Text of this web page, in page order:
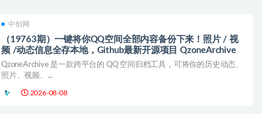
中创网
（19763期）一键将你QQ空间全部内容备份下来！照片 / 视
频 /动态信息全存本地，Github最新开源项目 QzoneArchive
QzoneArchive 是一款跨平台的 QQ 空间归档工具，可将你的历史动态、
照片、视频、...
2026-08-08